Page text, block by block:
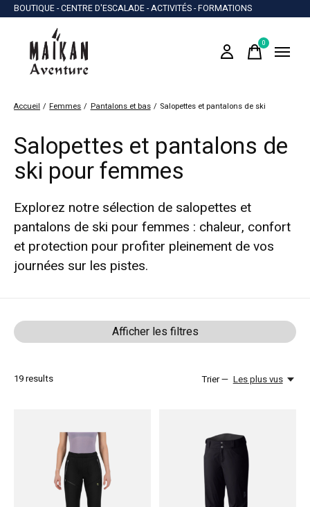
BOUTIQUE - CENTRE D'ESCALADE - ACTIVITÉS - FORMATIONS
0items
Accueil / Femmes / Pantalons et bas / Salopettes et pantalons de ski
Salopettes et pantalons de
ski pour femmes
Explorez notre sélection de salopettes et
pantalons de ski pour femmes : chaleur, confort
et protection pour profiter pleinement de vos
journées sur les pistes.
Afficher les filtres
19results Trier — Les plus vus